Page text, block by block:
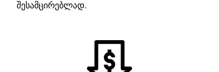
შესამცირებლად.